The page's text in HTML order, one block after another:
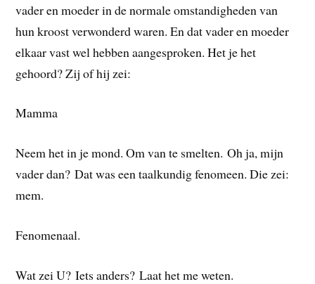
vader en moeder in de normale omstandigheden van
hun kroost verwonderd waren. En dat vader en moeder
elkaar vast wel hebben aangesproken. Het je het
gehoord? Zij of hij zei:
Mamma
Neem het in je mond. Om van te smelten. Oh ja, mijn
vader dan? Dat was een taalkundig fenomeen. Die zei:
mem.
Fenomenaal.
Wat zei U? Iets anders? Laat het me weten.